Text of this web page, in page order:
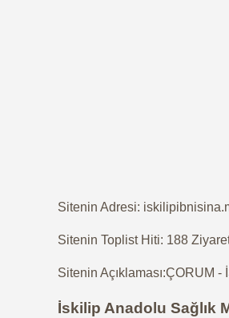
Sitenin Adresi:
Sitenin Toplist Hiti: 188
Sitenin Açıklaması:ÇORUM
İskilip Anadolu Sağlık